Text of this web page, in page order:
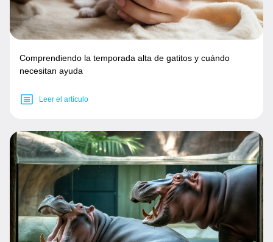
Comprendiendo la temporada alta de gatitos y cuándo
necesitan ayuda
Leer el artículo